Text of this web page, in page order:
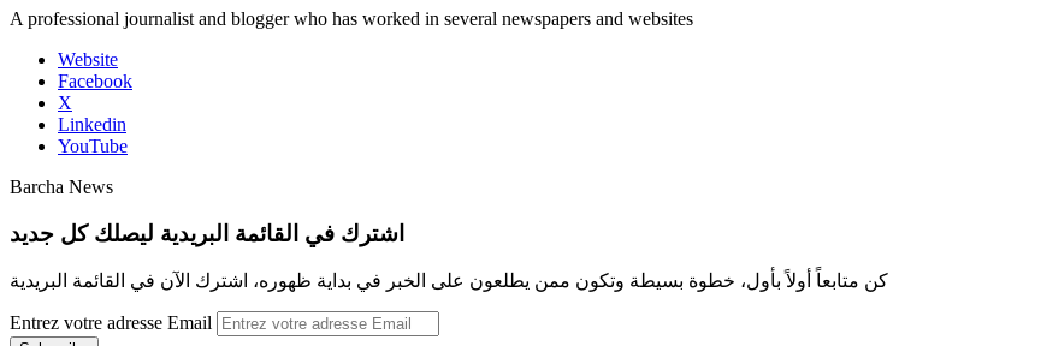
A professional journalist and blogger who has worked in several newspapers and websites
Website
Facebook
X
Linkedin
YouTube
Barcha News
اشترك في القائمة البريدية ليصلك كل جديد
كن متابعاً أولاً بأول، خطوة بسيطة وتكون ممن يطلعون على الخبر في بداية ظهوره، اشترك الآن في القائمة البريدية
Entrez votre adresse Email